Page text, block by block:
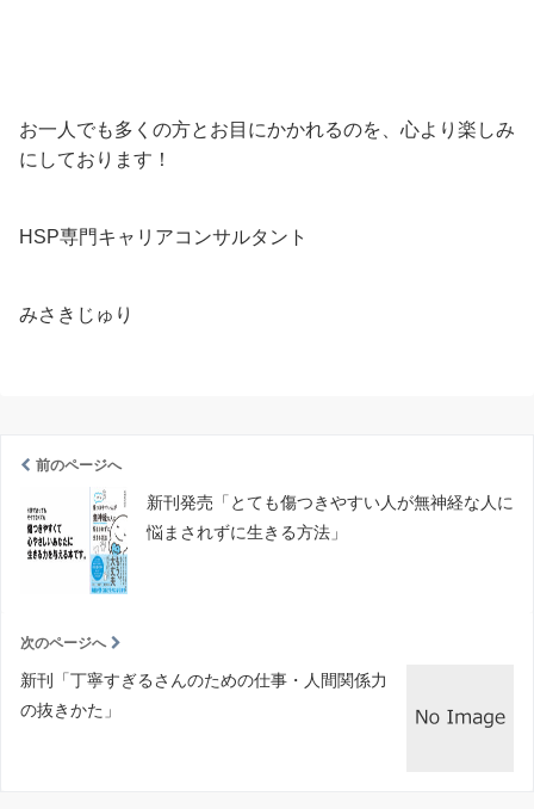
お一人でも多くの方とお目にかかれるのを、心より楽しみ
にしております！
HSP専門キャリアコンサルタント
みさきじゅり
前のページへ
新刊発売「とても傷つきやすい人が無神経な人に
悩まされずに生きる方法」
次のページへ
新刊「丁寧すぎるさんのための仕事・人間関係力
の抜きかた」